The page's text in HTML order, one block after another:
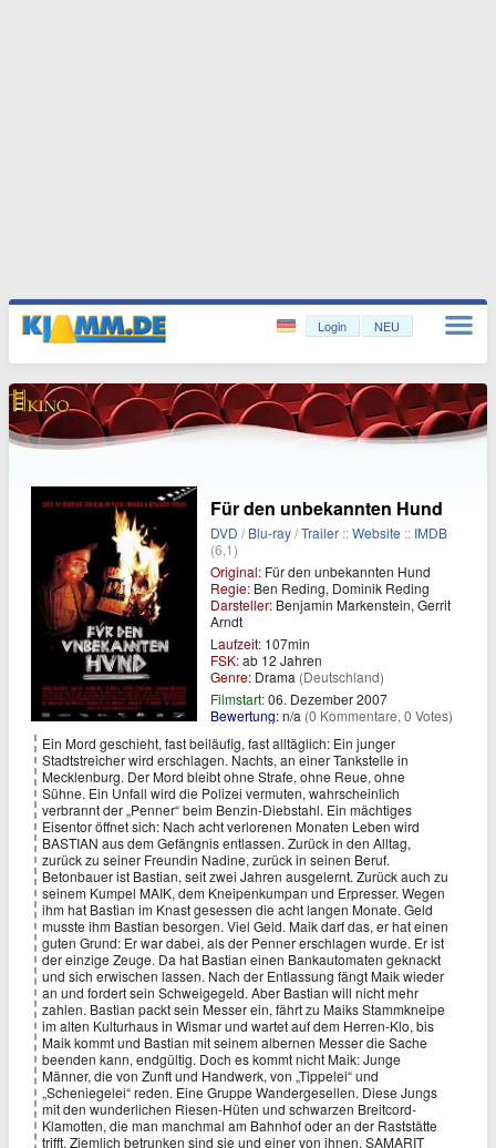
Login NEU
Für den unbekannten Hund
DVD /Blu-ray/Trailer ::Website :: IMDB
(6,1)
Original: Für den unbekannten Hund
Regie: Ben Reding, Dominik Reding
Darsteller: Benjamin Markenstein, Gerrit
Arndt
Laufzeit: 107min
FSK:ab 12 Jahren
Genre: Drama (Deutschland)
Filmstart:06. Dezember 2007
Bewertung:n/a (0 Kommentare, 0 Votes)
Ein Mord geschieht, fast beiläufig, fast alltäglich: Ein junger
Stadtstreicher wird erschlagen. Nachts, an einer Tankstelle in
Mecklenburg. Der Mord bleibt ohne Strafe, ohne Reue, ohne
Sühne. Ein Unfall wird die Polizei vermuten, wahrscheinlich
verbrannt der „Penner“ beim Benzin-Diebstahl. Ein mächtiges
Eisentor öffnet sich: Nach acht verlorenen Monaten Leben wird
BASTIAN aus dem Gefängnis entlassen. Zurück in den Alltag,
zurück zu seiner Freundin Nadine, zurück in seinen Beruf.
Betonbauer ist Bastian, seit zwei Jahren ausgelernt. Zurück auch zu
seinem Kumpel MAIK, dem Kneipenkumpan und Erpresser. Wegen
ihm hat Bastian im Knast gesessen die acht langen Monate. Geld
musste ihm Bastian besorgen. Viel Geld. Maik darf das, er hat einen
guten Grund: Er war dabei, als der Penner erschlagen wurde. Er ist
der einzige Zeuge. Da hat Bastian einen Bankautomaten geknackt
und sich erwischen lassen. Nach der Entlassung fängt Maik wieder
an und fordert sein Schweigegeld. Aber Bastian will nicht mehr
zahlen. Bastian packt sein Messer ein, fährt zu Maiks Stammkneipe
im alten Kulturhaus in Wismar und wartet auf dem Herren-Klo, bis
Maik kommt und Bastian mit seinem albernen Messer die Sache
beenden kann, endgültig. Doch es kommt nicht Maik: Junge
Männer, die von Zunft und Handwerk, von „Tippelei“ und
„Scheniegelei“ reden. Eine Gruppe Wandergesellen. Diese Jungs
mit den wunderlichen Riesen-Hüten und schwarzen Breitcord-
Klamotten, die man manchmal am Bahnhof oder an der Raststätte
trifft. Ziemlich betrunken sind sie und einer von ihnen, SAMARIT